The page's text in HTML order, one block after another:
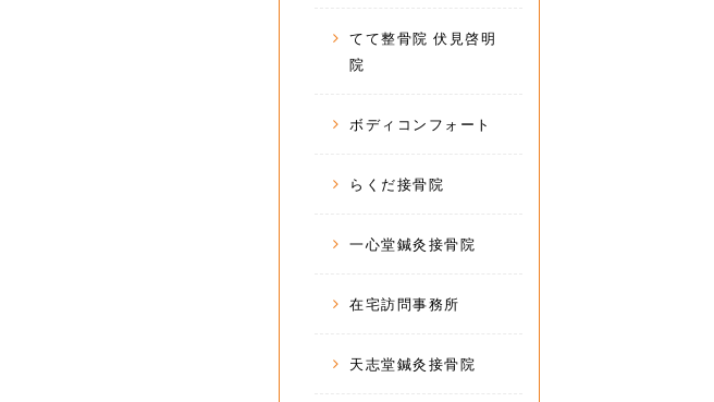
てて整骨院 伏見啓明
院
ボディコンフォート
らくだ接骨院
一心堂鍼灸接骨院
在宅訪問事務所
天志堂鍼灸接骨院